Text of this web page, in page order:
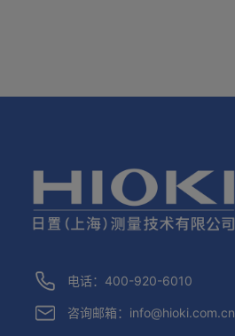
电话：400-920-6010
咨询邮箱： info@hioki.com.cn